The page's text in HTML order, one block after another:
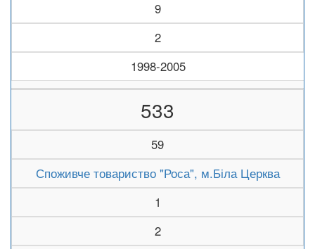
9
2
1998-2005
533
59
Споживче товариство "Роса", м.Біла Церква
1
2